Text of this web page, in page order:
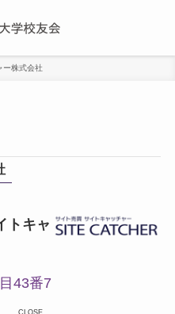
ー株式会社
トキャ
43番7